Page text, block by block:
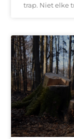
trap. Niet elke